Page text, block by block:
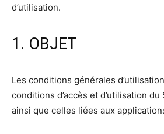
d’utilisation.
1. OBJET
Les conditions générales
conditions d’accès et d’utilisation
ainsi que celles liées aux